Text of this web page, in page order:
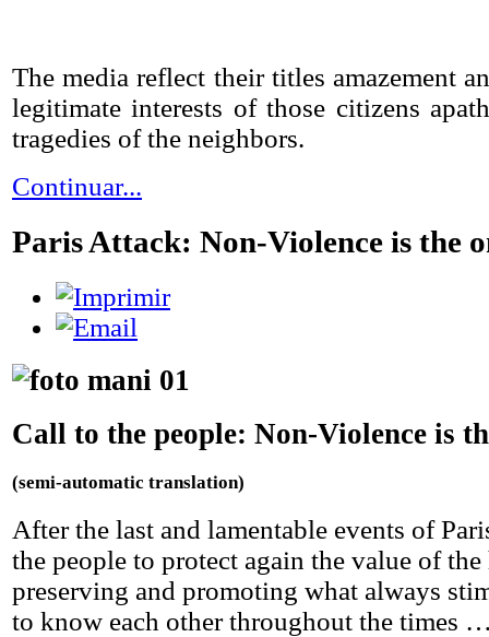
The media reflect their titles amazement
legitimate interests of those citizens
tragedies of the neighbors.
Continuar...
Paris Attack: Non-Violence is the
Call to the people: Non-Violence is
(semi-automatic translation)
After the last and lamentable events of
the people to protect again the value of
preserving and promoting what always
to know each other throughout the times